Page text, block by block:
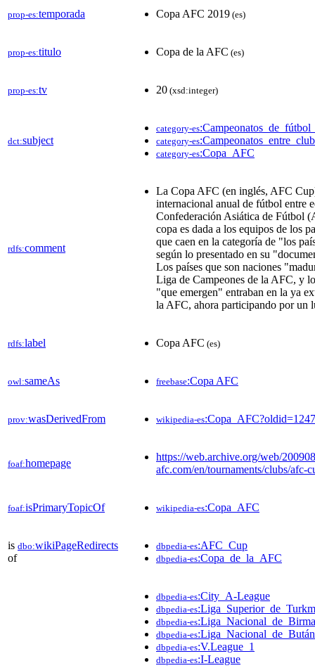
prop-es:temporada Copa AFC 2019 (es)
prop-es:titulo Copa de la AFC (es)
prop-es:tv 20 (xsd:integer)
dct:subject
category-es
category-es
category-es:Copa_AFC
rdfs:comment
La Copa AFC (en inglés, AFC
internacional anual de fútbol entre
Confederación Asiática de Fútbol
copa es dada a los equipos de los
que caen en la categoría de "los
según lo presentado en su
Los países que son naciones
Liga de Campeones de la AFC, y
"que emergen" entraban en la ya
la AFC, ahora participando por un
rdfs:label Copa AFC (es)
owl:sameAs freebase:Copa AFC
prov:wasDerivedFrom wikipedia-es
foaf:homepage
https://web.archive.org/web/
afc.com/en/tournaments/clubs/afc-
foaf:isPrimaryTopicOf wikipedia-es:Copa_AFC
is dbo:wikiPageRedirects
of
dbpedia-es:AFC_Cup
dbpedia-es:Copa_de_la_AFC
dbpedia-es:City_A-League
dbpedia-es
dbpedia-es
dbpedia-es:Liga_Nacional_de_Bután
dbpedia-es:V.League_1
dbpedia-es:I-League